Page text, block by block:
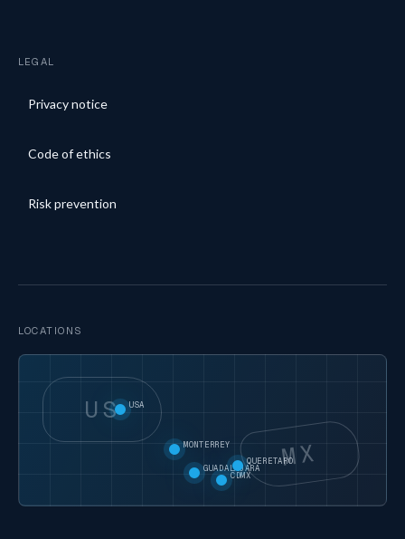
LEGAL
Privacy notice
Code of ethics
Risk prevention
LOCATIONS
US
MX
USA
MONTERREY
GUADALAJARA
CDMX
QUERETARO